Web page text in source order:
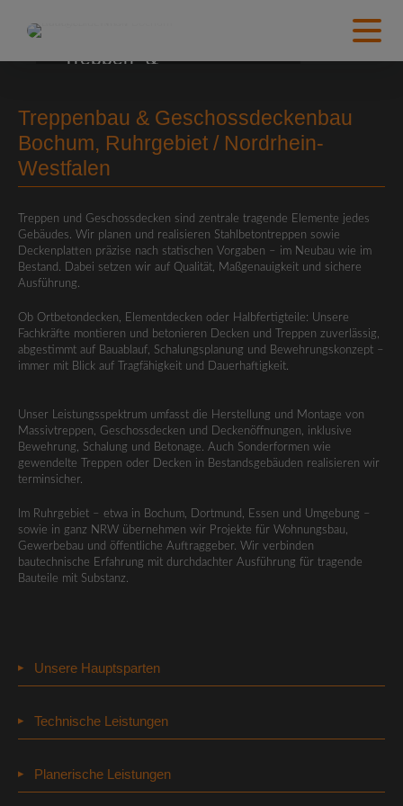
Treppen- &
Treppenbau & Geschossdeckenbau
Bochum, Ruhrgebiet / Nordrhein-
Westfalen
Treppen und Geschossdecken sind zentrale tragende Elemente jedes
Gebäudes. Wir planen und realisieren Stahlbetontreppen sowie
Deckenplatten präzise nach statischen Vorgaben – im Neubau wie im
Bestand. Dabei setzen wir auf Qualität, Maßgenauigkeit und sichere
Ausführung.
Ob Ortbetondecken, Elementdecken oder Halbfertigteile: Unsere
Fachkräfte montieren und betonieren Decken und Treppen zuverlässig,
abgestimmt auf Bauablauf, Schalungsplanung und Bewehrungskonzept –
immer mit Blick auf Tragfähigkeit und Dauerhaftigkeit.
Unser Leistungsspektrum umfasst die Herstellung und Montage von
Massivtreppen, Geschossdecken und Deckenöffnungen, inklusive
Bewehrung, Schalung und Betonage. Auch Sonderformen wie
gewendelte Treppen oder Decken in Bestandsgebäuden realisieren wir
terminsicher.
Im Ruhrgebiet – etwa in Bochum, Dortmund, Essen und Umgebung –
sowie in ganz NRW übernehmen wir Projekte für Wohnungsbau,
Gewerbebau und öffentliche Auftraggeber. Wir verbinden
bautechnische Erfahrung mit durchdachter Ausführung für tragende
Bauteile mit Substanz.
Unsere Hauptsparten
Wohnungsneubau
Schlüsselfertigbau
Technische Leistungen
Erd- & Tiefbauarbeiten
Planerische Leistungen